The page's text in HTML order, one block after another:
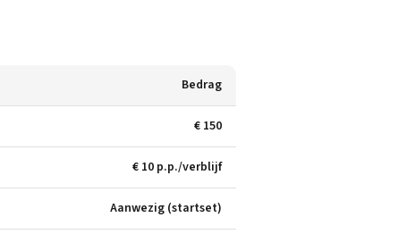
Bedrag
€ 150
€ 10 p.p./verblijf
Aanwezig (startset)